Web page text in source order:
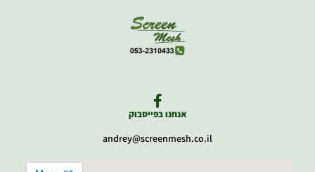
אנחנו בפייסבוק
andrey@screenmesh.co.il